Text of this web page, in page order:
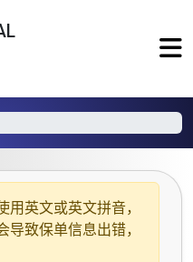
用 英文或英文拼音，
致保单信息出错，